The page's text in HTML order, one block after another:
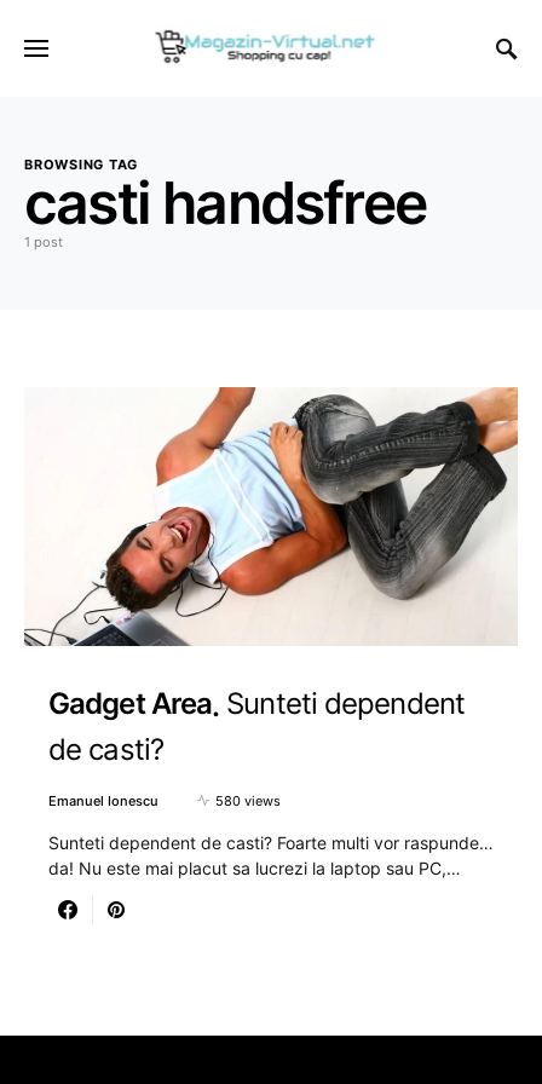
BROWSING TAG
casti handsfree
1 post
Gadget Area Sunteti dependent
de casti?
Emanuel Ionescu 580 views
Sunteti dependent de casti? Foarte multi vor raspunde…
da! Nu este mai placut sa lucrezi la laptop sau PC,…